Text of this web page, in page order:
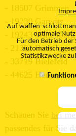
- 18507 Grimmen
- 19230 Garwitz
- 19243 Wittenburg
- 21382 Brietlingen
- 33719 Bielefeld
- 44625 Herne
Schauen Sie bei
passendes für Sie
Auf waffen-
optimale
Für den Betrieb
automatisch
Statistikzwecke